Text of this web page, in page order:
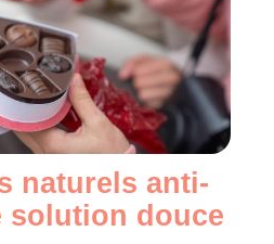
naturels anti-
solution douce